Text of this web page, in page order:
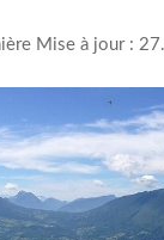
Mise à jour :